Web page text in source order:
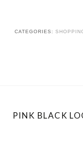
CATEGORIES:
PINK BLACK